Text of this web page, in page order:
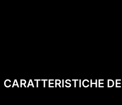
CARATTERISTICHE